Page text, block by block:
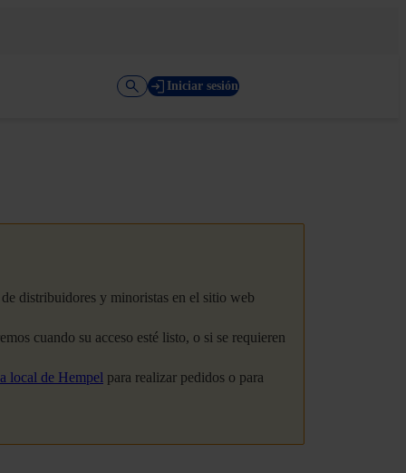
Iniciar sesión
distribuidores y minoristas en el sitio web
cuando su acceso esté listo, o si se requieren
local de Hempel para realizar pedidos o para